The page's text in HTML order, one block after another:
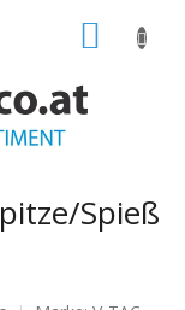
Spieß